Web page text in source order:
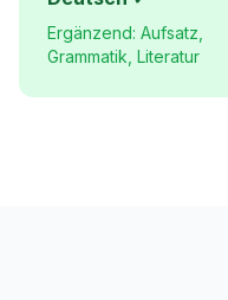
Ergänzend: Aufsatz,
Grammatik, Literatur